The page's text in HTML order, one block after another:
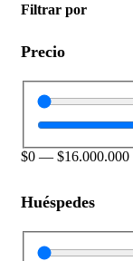
Filtrar por
Precio
$0 — $16.000.000
Huéspedes